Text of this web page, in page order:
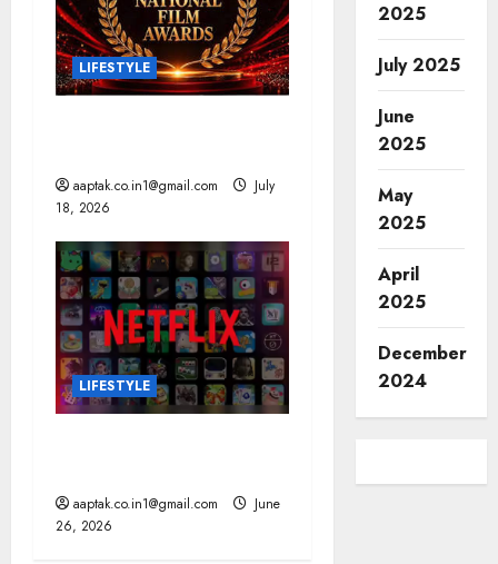
LIFESTYLE
aaptak.co.in1@gmail.com
July
18, 2026
LIFESTYLE
aaptak.co.in1@gmail.com
June
26, 2026
2025
July 2025
June
2025
May
2025
April
2025
December
2024